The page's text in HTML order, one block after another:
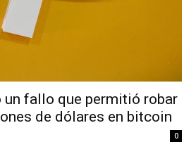
un fallo que permitió robar
de dólares en bitcoin
0